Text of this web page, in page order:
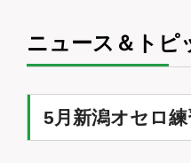
ニュース＆トピ
5月新潟オセロ